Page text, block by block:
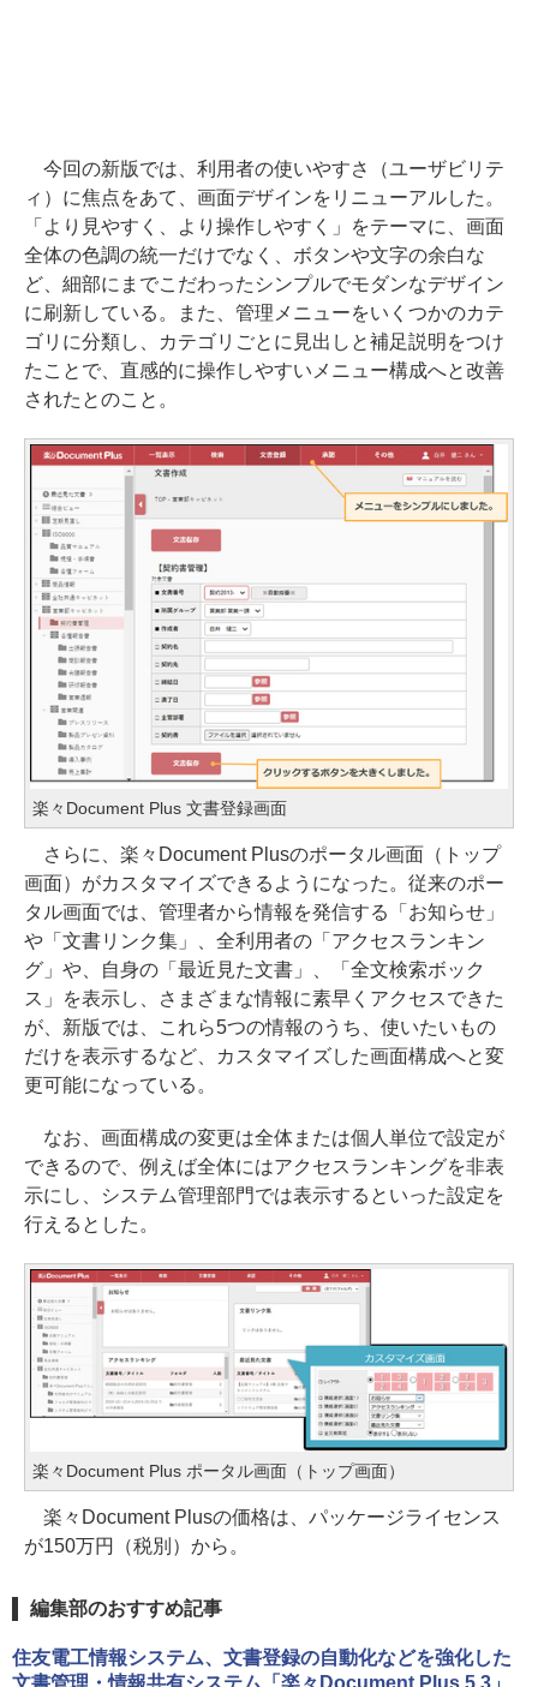
今回の新版では、利用者の使いやすさ（ユーザビリテ
ィ）に焦点をあて、画面デザインをリニューアルした。
「より見やすく、より操作しやすく」をテーマに、画面
全体の色調の統一だけでなく、ボタンや文字の余白な
ど、細部にまでこだわったシンプルでモダンなデザイン
に刷新している。また、管理メニューをいくつかのカテ
ゴリに分類し、カテゴリごとに見出しと補足説明をつけ
たことで、直感的に操作しやすいメニュー構成へと改善
されたとのこと。
楽々Document Plus 文書登録画面
さらに、楽々Document Plusのポータル画面（トップ
画面）がカスタマイズできるようになった。従来のポー
タル画面では、管理者から情報を発信する「お知らせ」
や「文書リンク集」、全利用者の「アクセスランキン
グ」や、自身の「最近見た文書」、「全文検索ボック
ス」を表示し、さまざまな情報に素早くアクセスできた
が、新版では、これら5つの情報のうち、使いたいもの
だけを表示するなど、カスタマイズした画面構成へと変
更可能になっている。
なお、画面構成の変更は全体または個人単位で設定が
できるので、例えば全体にはアクセスランキングを非表
示にし、システム管理部門では表示するといった設定を
行えるとした。
楽々Document Plus ポータル画面（トップ画面）
楽々Document Plusの価格は、パッケージライセンス
が150万円（税別）から。
編集部のおすすめ記事
住友電工情報システム、文書登録の自動化などを強化した
文書管理・情報共有システム「楽々Document Plus 5.3」